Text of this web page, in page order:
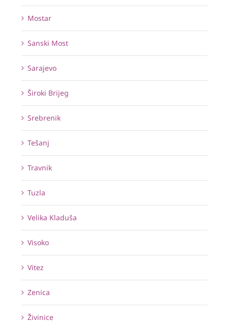
Mostar
Sanski Most
Sarajevo
Široki Brijeg
Srebrenik
Tešanj
Travnik
Tuzla
Velika Kladuša
Visoko
Vitez
Zenica
Živinice